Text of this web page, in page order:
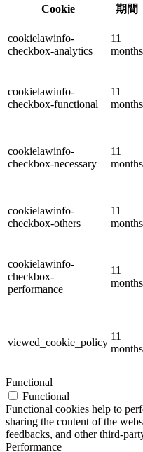
Cookie
期間
cookielawinfo-
checkbox-analytics
11
months
cookielawinfo-
checkbox-functional
11
months
cookielawinfo-
checkbox-necessary
11
months
cookielawinfo-
checkbox-others
11
months
cookielawinfo-
checkbox-
performance
11
months
viewed_cookie_policy
11
months
Functional
Functional
Functional cookies help to
sharing the content of the
feedbacks, and other third-
Performance